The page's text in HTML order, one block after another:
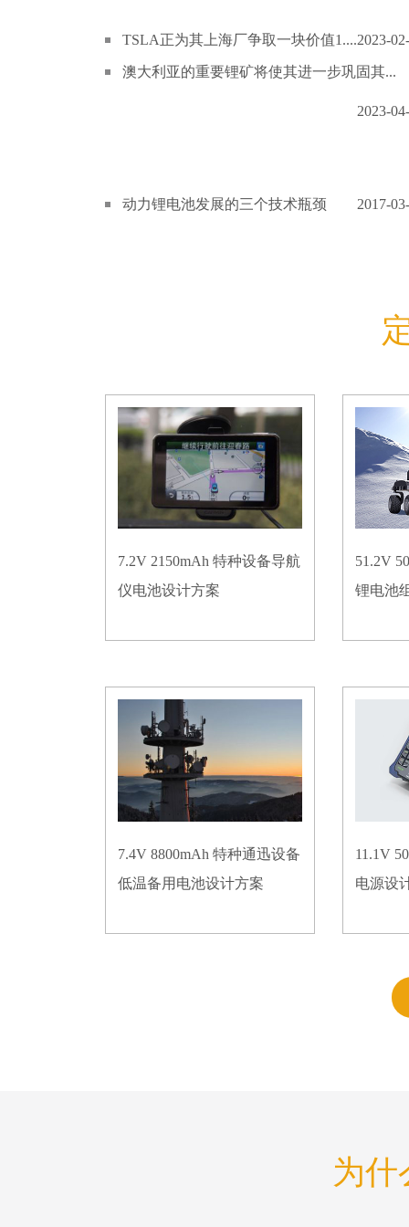
TSLA正为其上海厂争取一块价值1....2023-
澳大利亚的重要锂矿将使其进一步巩固其...
2023-
动力锂电池发展的三个技术瓶颈 2017-
7.2V 2150mAh 特种设备导航
仪电池设计方案
51.2V
锂电池
7.4V 8800mAh 特种通迅设备
低温备用电池设计方案
11.1V
电源设
为什